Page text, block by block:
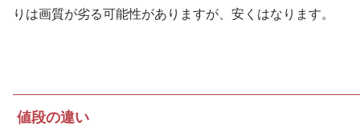
りは画質が劣る可能性がありますが、安くはなります。
値段の違い